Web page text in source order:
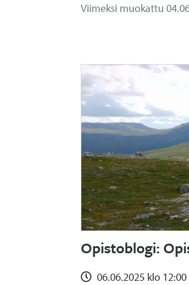
Viimeksi muokattu
Opistoblogi:
06.06.2025 klo 12:00